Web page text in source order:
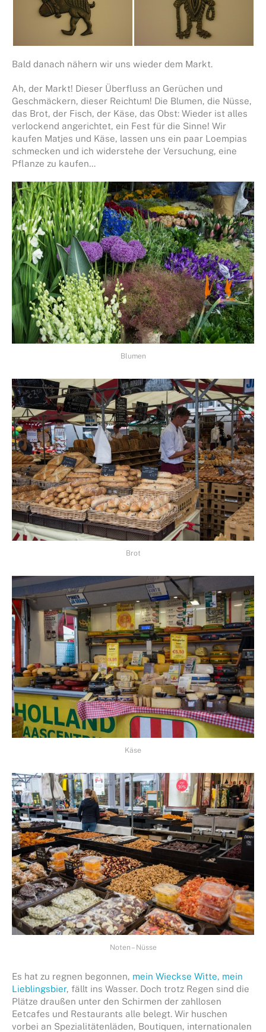
Bald danach nähern wir uns wieder dem Markt.
Ah, der Markt! Dieser Überfluss an Gerüchen und
Geschmäckern, dieser Reichtum! Die Blumen, die Nüsse,
das Brot, der Fisch, der Käse, das Obst: Wieder ist alles
verlockend angerichtet, ein Fest für die Sinne! Wir
kaufen Matjes und Käse, lassen uns ein paar Loempias
schmecken und ich widerstehe der Versuchung, eine
Pflanze zu kaufen…
Blumen
Brot
Käse
Noten – Nüsse
Es hat zu regnen begonnen, mein Wieckse Witte, mein
Lieblingsbier, fällt ins Wasser. Doch trotz Regen sind die
Plätze draußen unter den Schirmen der zahllosen
Eetcafes und Restaurants alle belegt. Wir huschen
vorbei an Spezialitätenläden, Boutiquen, internationalen